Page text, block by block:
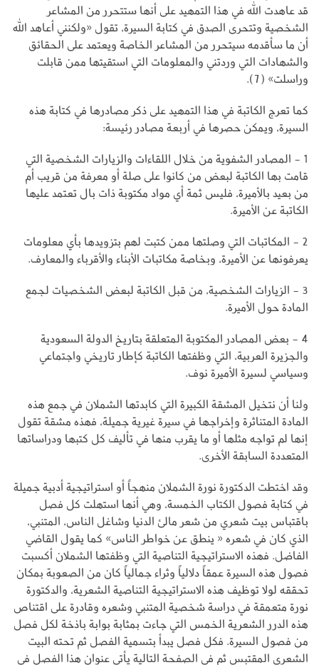
قد عاهدت الله في هذا التمهيد على أنها ستتحرر من المشاعر
الشخصية وتتحرى الصدق في كتابة السيرة، تقول «ولكنني أعاهد الله
أن ما سأقدمه سيتحرر من المشاعر الخاصة ويعتمد على الحقائق
والشهادات التي وردتني والمعلومات التي استقيتها ممن قابلت
وراسلت» (7).
كما تعرج الكاتبة في هذا التمهيد على ذكر مصادرها في كتابة هذه
السيرة، ويمكن حصرها في أربعة مصادر رئيسة:
1 - المصادر الشفوية من خلال اللقاءات والزيارات الشخصية التي
قامت بها الكاتبة لبعض من كانوا على صلة أو معرفة من قريب أم
من بعيد بالأميرة، فليس ثمة أي مواد مكتوبة ذات بال تعتمد عليها
الكاتبة عن الأميرة.
2 - المكاتبات التي وصلتها ممن كتبت لهم بتزويدها بأي معلومات
يعرفونها عن الأميرة، وبخاصة مكاتبات الأبناء والأقرباء والمعارف.
3 - الزيارات الشخصية، من قبل الكاتبة لبعض الشخصيات لجمع
المادة حول الأميرة.
4 - بعض المصادر المكتوبة المتعلقة بتاريخ الدولة السعودية
والجزيرة العربية، التي وظفتها الكاتبة كإطار تاريخي واجتماعي
وسياسي لسيرة الأميرة نوف.
ولنا أن نتخيل المشقة الكبيرة التي كابدتها الشملان في جمع هذه
المادة المتناثرة وإخراجها في سيرة غيرية جميلة، فهذه مشقة تقول
إنها لم تواجه مثلها أو ما يقرب منها في تأليف كل كتبها ودراساتها
المتعددة السابقة الأخرى.
وقد اختطت الدكتورة نورة الشملان منهجاً أو استراتيجية أدبية جميلة
في كتابة فصول الكتاب الخمسة، وهي أنها استهلت كل فصل
باقتباس بيت شعري من شعر مالئ الدنيا وشاغل الناس، المتنبي،
الذي كان في شعره « ينطق عن خواطر الناس» كما يقول القاضي
الفاضل. فهذه الاستراتيجية التناصية التي وظفتها الشملان أكسبت
فصول هذه السيرة عمقاً دلالياً وثراء جمالياً كان من الصعوبة بمكان
تحققه لولا توظيف هذه الاستراتيجية التناصية الشعرية، والدكتورة
نورة متعمقة في دراسة شخصية المتنبي وشعره وقادرة على اقتناص
هذه الدرر الشعرية الخمس التي جاءت بمثابة بوابة باذخة لكل فصل
من فصول السيرة. فكل فصل يبدأ بتسمية الفصل ثم تحته البيت
الشعري المقتبس ثم في الصفحة التالية يأتي عنوان هذا الفصل في